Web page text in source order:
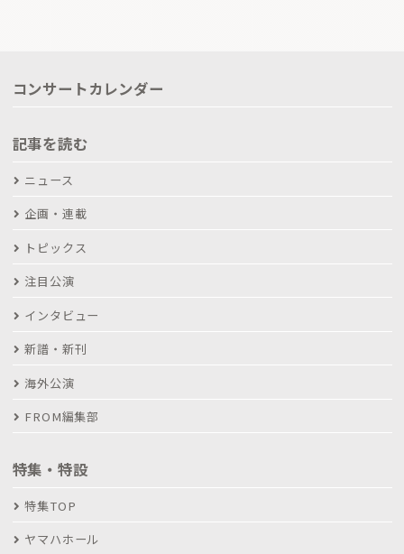
コンサートカレンダー
記事を読む
ニュース
企画・連載
トピックス
注目公演
インタビュー
新譜・新刊
海外公演
FROM編集部
特集・特設
特集TOP
ヤマハホール